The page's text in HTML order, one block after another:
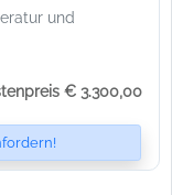
und
€ 3.300,00